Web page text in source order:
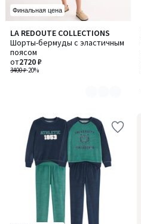
Финальная цена
LA REDOUTE COLLECTIONS
Шорты-бермуды с эластичным
поясом
3400 ₽-20%
от2720 ₽
Количество
цветов:
3